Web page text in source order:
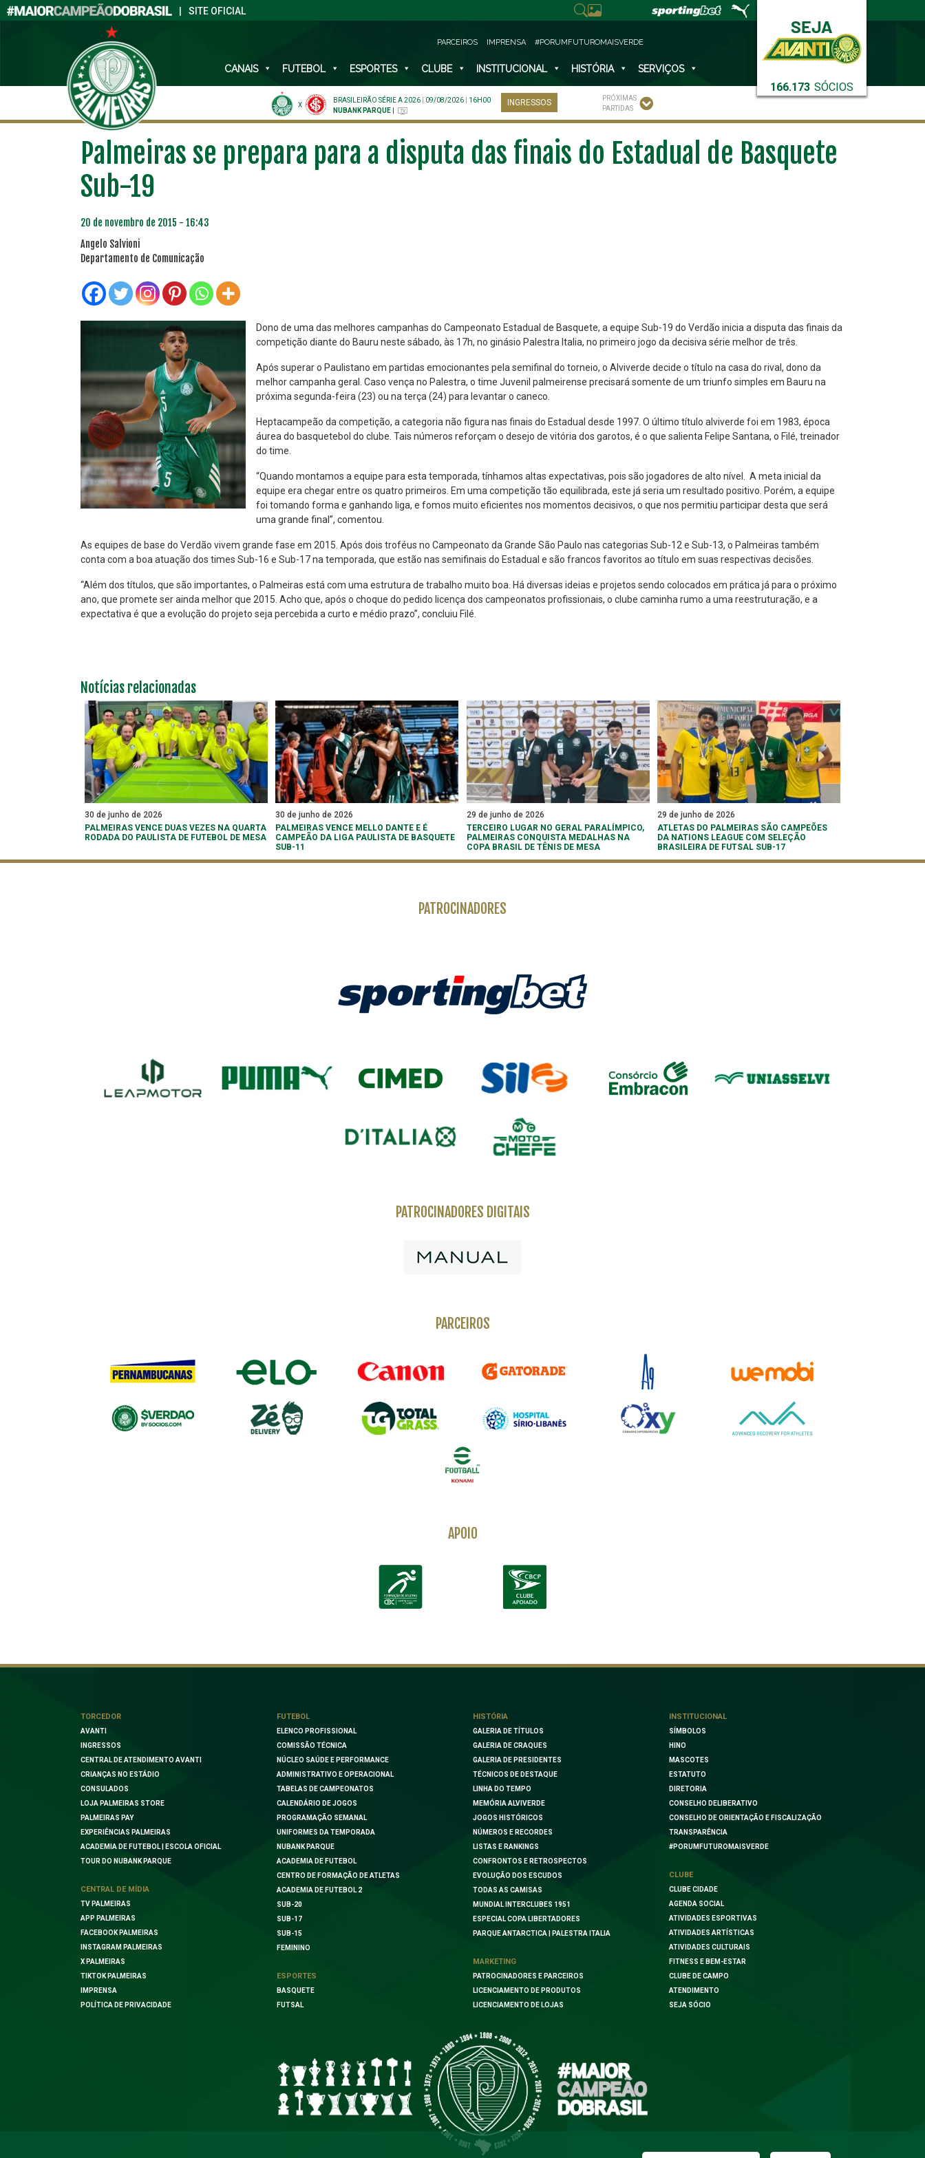
SITE OFICIAL
166.173 SÓCIOS
PARCEIROS IMPRENSA #PORUMFUTUROMAISVERDE
CANAIS FUTEBOL ESPORTES CLUBE INSTITUCIONAL HISTÓRIA SERVIÇOS
X
BRASILEIRÃO SÉRIE A 2026 09/08/2026
16H00
NUBANK PARQUE
INGRESSOS
PRÓXIMAS
PARTIDAS
Palmeiras se prepara para a disputa das finais do Estadual de Basquete
Sub-19
20 de novembro de 2015 - 16:43
Angelo Salvioni
Departamento de Comunicação
Dono de uma das melhores campanhas do Campeonato Estadual de Basquete, a equipe Sub-19 do Verdão inicia a disputa das finais da
competição diante do Bauru neste sábado, às 17h, no ginásio Palestra Italia, no primeiro jogo da decisiva série melhor de três.
Após superar o Paulistano em partidas emocionantes pela semifinal do torneio, o Alviverde decide o título na casa do rival, dono da
melhor campanha geral. Caso vença no Palestra, o time Juvenil palmeirense precisará somente de um triunfo simples em Bauru na
próxima segunda-feira (23) ou na terça (24) para levantar o caneco.
Heptacampeão da competição, a categoria não figura nas finais do Estadual desde 1997. O último título alviverde foi em 1983, época
áurea do basquetebol do clube. Tais números reforçam o desejo de vitória dos garotos, é o que salienta Felipe Santana, o Filé, treinador
do time.
“Quando montamos a equipe para esta temporada, tínhamos altas expectativas, pois são jogadores de alto nível. A meta inicial da
equipe era chegar entre os quatro primeiros. Em uma competição tão equilibrada, este já seria um resultado positivo. Porém, a equipe
foi tomando forma e ganhando liga, e fomos muito eficientes nos momentos decisivos, o que nos permitiu participar desta que será
uma grande final”, comentou.
As equipes de base do Verdão vivem grande fase em 2015. Após dois troféus no Campeonato da Grande São Paulo nas categorias Sub-12 e Sub-13, o Palmeiras também
conta com a boa atuação dos times Sub-16 e Sub-17 na temporada, que estão nas semifinais do Estadual e são francos favoritos ao título em suas respectivas decisões.
“Além dos títulos, que são importantes, o Palmeiras está com uma estrutura de trabalho muito boa. Há diversas ideias e projetos sendo colocados em prática já para o próximo
ano, que promete ser ainda melhor que 2015. Acho que, após o choque do pedido licença dos campeonatos profissionais, o clube caminha rumo a uma reestruturação, e a
expectativa é que a evolução do projeto seja percebida a curto e médio prazo”, concluiu Filé.
Notícias relacionadas
30 de junho de 2026
PALMEIRAS VENCE DUAS VEZES NA QUARTA
RODADA DO PAULISTA DE FUTEBOL DE MESA
30 de junho de 2026
PALMEIRAS VENCE MELLO DANTE E É
CAMPEÃO DA LIGA PAULISTA DE BASQUETE
SUB-11
29 de junho de 2026
TERCEIRO LUGAR NO GERAL PARALÍMPICO,
PALMEIRAS CONQUISTA MEDALHAS NA
COPA BRASIL DE TÊNIS DE MESA
29 de junho de 2026
ATLETAS DO PALMEIRAS SÃO CAMPEÕES
DA NATIONS LEAGUE COM SELEÇÃO
BRASILEIRA DE FUTSAL SUB-17
PATROCINADORES
PATROCINADORES DIGITAIS
PARCEIROS
APOIO
TORCEDOR
AVANTI
INGRESSOS
CENTRAL DE ATENDIMENTO AVANTI
CRIANÇAS NO ESTÁDIO
CONSULADOS
LOJA PALMEIRAS STORE
PALMEIRAS PAY
EXPERIÊNCIAS PALMEIRAS
ACADEMIA DE FUTEBOL | ESCOLA OFICIAL
TOUR DO NUBANK PARQUE
CENTRAL DE MÍDIA
TV PALMEIRAS
APP PALMEIRAS
FACEBOOK PALMEIRAS
INSTAGRAM PALMEIRAS
X PALMEIRAS
TIKTOK PALMEIRAS
IMPRENSA
POLÍTICA DE PRIVACIDADE
FUTEBOL
ELENCO PROFISSIONAL
COMISSÃO TÉCNICA
NÚCLEO SAÚDE E PERFORMANCE
ADMINISTRATIVO E OPERACIONAL
TABELAS DE CAMPEONATOS
CALENDÁRIO DE JOGOS
PROGRAMAÇÃO SEMANAL
UNIFORMES DA TEMPORADA
NUBANK PARQUE
ACADEMIA DE FUTEBOL
CENTRO DE FORMAÇÃO DE ATLETAS
ACADEMIA DE FUTEBOL 2
SUB-20
SUB-17
SUB-15
FEMININO
ESPORTES
BASQUETE
FUTSAL
HISTÓRIA
GALERIA DE TÍTULOS
GALERIA DE CRAQUES
GALERIA DE PRESIDENTES
TÉCNICOS DE DESTAQUE
LINHA DO TEMPO
MEMÓRIA ALVIVERDE
JOGOS HISTÓRICOS
NÚMEROS E RECORDES
LISTAS E RANKINGS
CONFRONTOS E RETROSPECTOS
EVOLUÇÃO DOS ESCUDOS
TODAS AS CAMISAS
MUNDIAL INTERCLUBES 1951
ESPECIAL COPA LIBERTADORES
PARQUE ANTARCTICA | PALESTRA ITALIA
MARKETING
PATROCINADORES E PARCEIROS
LICENCIAMENTO DE PRODUTOS
LICENCIAMENTO DE LOJAS
INSTITUCIONAL
SÍMBOLOS
HINO
MASCOTES
ESTATUTO
DIRETORIA
CONSELHO DELIBERATIVO
CONSELHO DE ORIENTAÇÃO E FISCALIZAÇÃO
TRANSPARÊNCIA
#PORUMFUTUROMAISVERDE
CLUBE
CLUBE CIDADE
AGENDA SOCIAL
ATIVIDADES ESPORTIVAS
ATIVIDADES ARTÍSTICAS
ATIVIDADES CULTURAIS
FITNESS E BEM-ESTAR
CLUBE DE CAMPO
ATENDIMENTO
SEJA SÓCIO